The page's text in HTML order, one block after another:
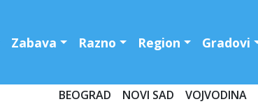
Zabava Razno Region Gradovi
BEOGRAD NOVI SAD VOJVODINA